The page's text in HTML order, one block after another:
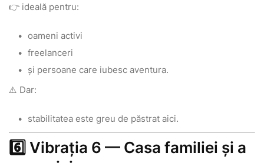
👉 ideală pentru:
oameni activi
freelanceri
și persoane care iubesc aventura.
⚠️ Dar:
stabilitatea este greu de păstrat aici.
6️⃣ Vibrația 6 — Casa familiei și a